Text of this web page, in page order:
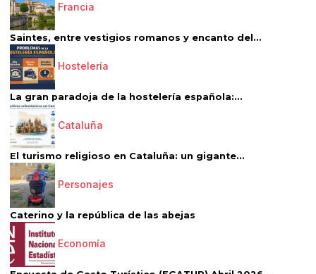
Francia
Saintes, entre vestigios romanos y encanto del...
Hostelería
La gran paradoja de la hostelería española:...
Cataluña
El turismo religioso en Cataluña: un gigante...
Personajes
Caterino y la república de las abejas
Economía